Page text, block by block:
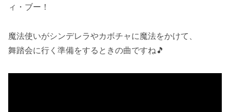
ィ・ブー！
魔法使いがシンデレラやカボチャに魔法をかけて、
舞踏会に行く準備をするときの曲ですね🎵